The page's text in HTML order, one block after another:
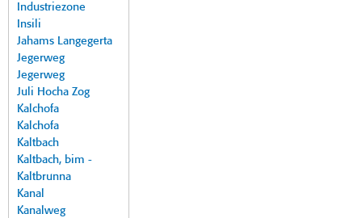
Industriezone
Insili
Jahams Langegerta
Jegerweg
Jegerweg
Juli Hocha Zog
Kalchofa
Kalchofa
Kaltbach
Kaltbach, bim -
Kaltbrunna
Kanal
Kanalweg